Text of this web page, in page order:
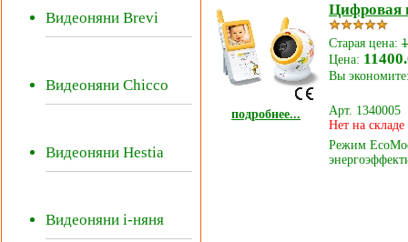
Видеоняни Brevi
Видеоняни Chicco
Видеоняни Hestia
Видеоняни i-няня
подробнее...
Цифровая
Старая цена:
Цена:
Вы
Арт. 1340005
Нет на складе
Режим